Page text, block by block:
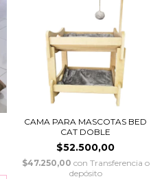
CAMA PARA MASCOTAS BED
CAT DOBLE
$52.500,00
$47.250,00 con Transferencia o
depósito